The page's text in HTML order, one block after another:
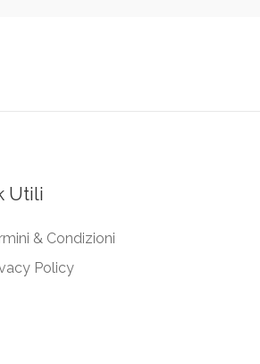
Utili
& Condizioni
Policy